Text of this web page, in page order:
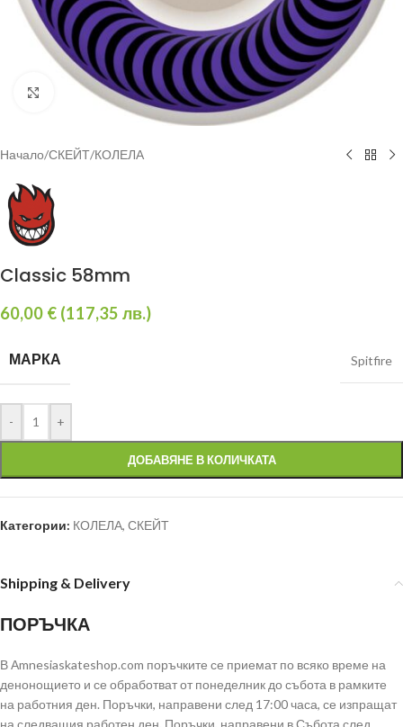
Увеличи
Начало/СКЕЙТ/КОЛЕЛА
Classic 58mm
60,00 € (117,35 лв.)
МАРКА Spitfire
- +
ДОБАВЯНЕ В КОЛИЧКАТА
Категории: КОЛЕЛА, СКЕЙТ
Shipping & Delivery
ПОРЪЧКА
В Аmnesiaskateshop.com поръчките се приемат по всяко време на
денонощието и се обработват от понеделник до събота в рамките
на работния ден. Поръчки, направени след 17:00 часа, се изпращат
на следващия работен ден. Поръчки, направени в Събота след